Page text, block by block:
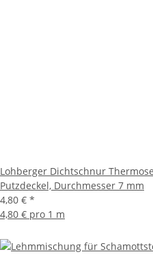
Lohberger Dichtschnur
Putzdeckel, Durchmesser 7 mm
4,80 € *
4,80 € pro 1 m